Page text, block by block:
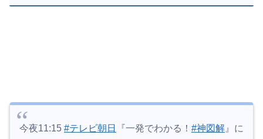
今夜11:15 #テレビ朝日 『一発でわかる！ #神図解 』に